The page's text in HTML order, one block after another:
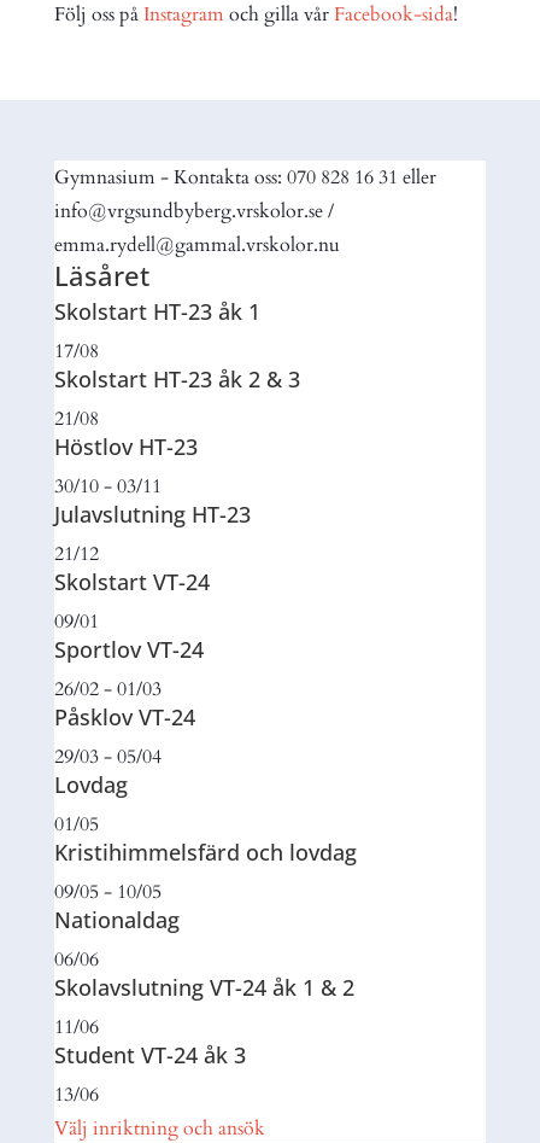
Följ oss på Instagramoch gilla vår Facebook-sida!
Gymnasium - Kontakta oss: 070 828 16 31 eller
info@vrgsundbyberg.vrskolor.se /
emma.rydell@gammal.vrskolor.nu
Läsåret
Skolstart HT-23 åk 1
17/08
Skolstart HT-23 åk 2 & 3
21/08
Höstlov HT-23
30/10 - 03/11
Julavslutning HT-23
21/12
Skolstart VT-24
09/01
Sportlov VT-24
26/02 - 01/03
Påsklov VT-24
29/03 - 05/04
Lovdag
01/05
Kristihimmelsfärd och lovdag
09/05 - 10/05
Nationaldag
06/06
Skolavslutning VT-24 åk 1 & 2
11/06
Student VT-24 åk 3
13/06
Välj inriktning och ansök